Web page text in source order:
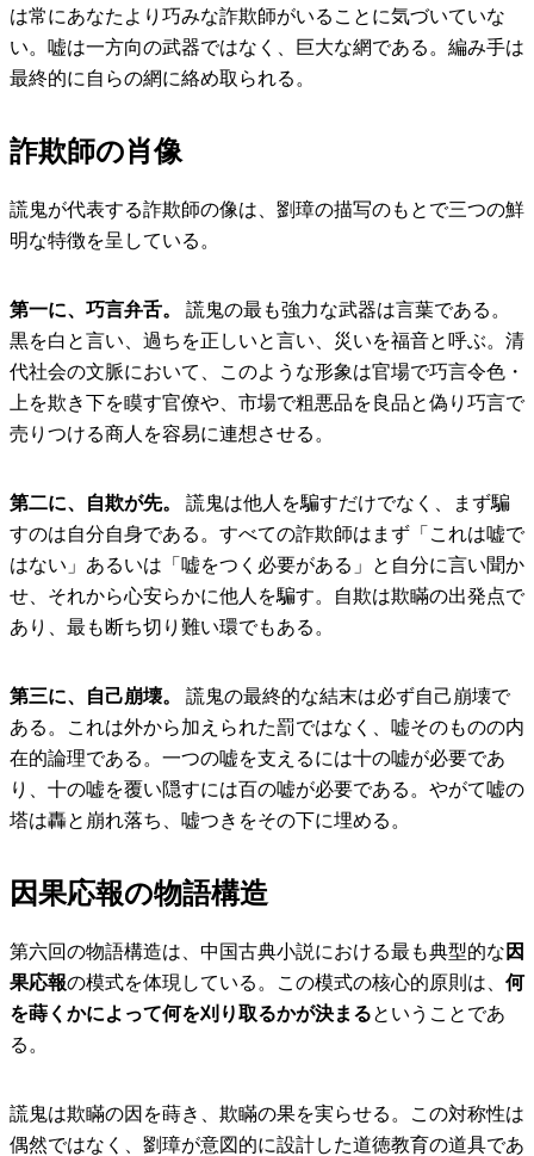
は常にあなたより巧みな詐欺師がいることに気づいていな
い。嘘は一方向の武器ではなく、巨大な網である。編み手は
最終的に自らの網に絡め取られる。
詐欺師の肖像
謊鬼が代表する詐欺師の像は、劉璋の描写のもとで三つの鮮
明な特徴を呈している。
第一に、巧言弁舌。
謊鬼の最も強力な武器は言葉である。
黒を白と言い、過ちを正しいと言い、災いを福音と呼ぶ。清
代社会の文脈において、このような形象は官場で巧言令色・
上を欺き下を瞙す官僚や、市場で粗悪品を良品と偽り巧言で
売りつける商人を容易に連想させる。
第二に、自欺が先。
謊鬼は他人を騙すだけでなく、まず騙
すのは自分自身である。すべての詐欺師はまず「これは嘘で
はない」あるいは「嘘をつく必要がある」と自分に言い聞か
せ、それから心安らかに他人を騙す。自欺は欺瞞の出発点で
あり、最も断ち切り難い環でもある。
第三に、自己崩壊。
謊鬼の最終的な結末は必ず自己崩壊で
ある。これは外から加えられた罰ではなく、嘘そのものの内
在的論理である。一つの嘘を支えるには十の嘘が必要であ
り、十の嘘を覆い隠すには百の嘘が必要である。やがて嘘の
塔は轟と崩れ落ち、嘘つきをその下に埋める。
因果応報の物語構造
第六回の物語構造は、中国古典小説における最も典型的な 因
果応報の模式を体現している。この模式の核心的原則は、 何
を蒔くかによって何を刈り取るかが決まるということであ
る。
謊鬼は欺瞞の因を蒔き、欺瞞の果を実らせる。この対称性は
偶然ではなく、劉璋が意図的に設計した道徳教育の道具であ